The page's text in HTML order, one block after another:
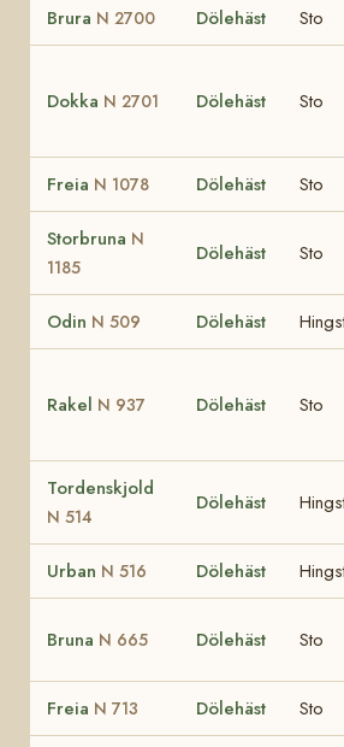
Brura N 2700 Dölehäst Sto
Dokka N 2701 Dölehäst Sto
Freia N 1078 Dölehäst Sto
Storbruna N
1185
Dölehäst Sto
Odin N 509 Dölehäst
Rakel N 937 Dölehäst Sto
Tordenskjold
N 514
Dölehäst
Urban N 516 Dölehäst
Bruna N 665 Dölehäst Sto
Freia N 713 Dölehäst Sto